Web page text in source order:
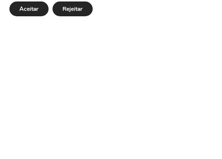
de Fátima, Itacarambi/MG – CEP: 39470-000 Email:
Telefone: Horário de Funcionamento: De segunda-à
Aceitar Rejeitar